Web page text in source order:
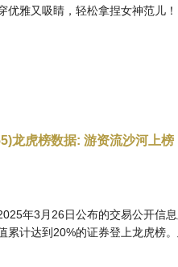
优雅又吸睛，轻松拿捏女神范儿
龙虎榜数据: 游资流沙河上榜
年3月26日公布的交易公开信
累计达到20%的证券登上龙虎榜